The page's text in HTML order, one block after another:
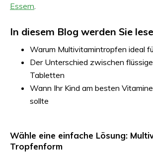
Essern.
In diesem Blog werden Sie
Warum Multivitamintropfen ideal
Der Unterschied zwischen
Tabletten
Wann Ihr Kind am besten
sollte
Wähle eine einfache Lösung:
Tropfenform